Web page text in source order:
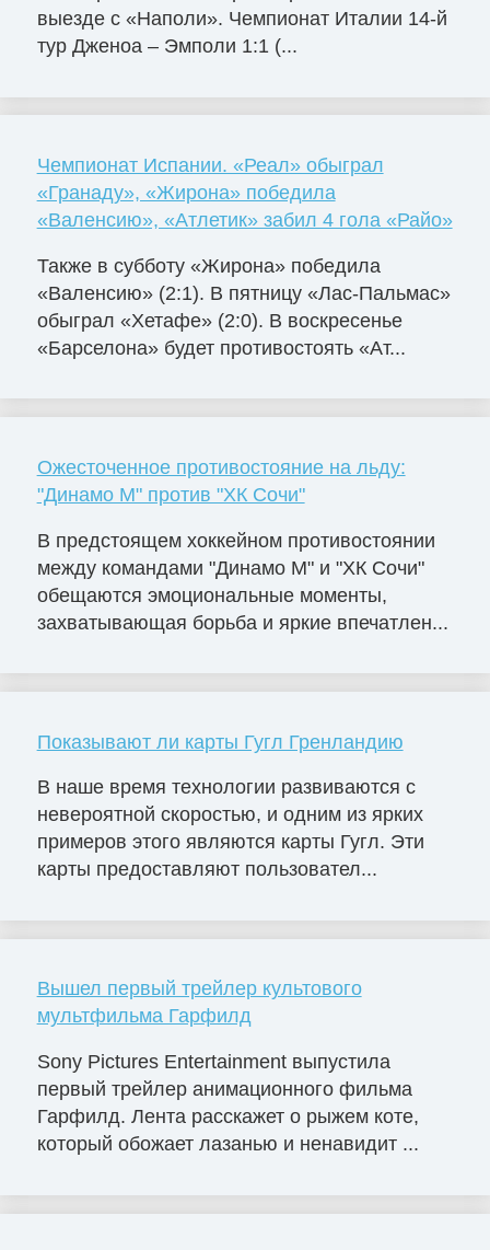
выезде с «Наполи». Чемпионат Италии 14-й
тур Дженоа – Эмполи 1:1 (...
Чемпионат Испании. «Реал» обыграл
«Гранаду», «Жирона» победила
«Валенсию», «Атлетик» забил 4 гола «Райо»
Также в субботу «Жирона» победила
«Валенсию» (2:1). В пятницу «Лас-Пальмас»
обыграл «Хетафе» (2:0). В воскресенье
«Барселона» будет противостоять «Ат...
Ожесточенное противостояние на льду:
"Динамо М" против "ХК Сочи"
В предстоящем хоккейном противостоянии
между командами "Динамо М" и "ХК Сочи"
обещаются эмоциональные моменты,
захватывающая борьба и яркие впечатлен...
Показывают ли карты Гугл Гренландию
В наше время технологии развиваются с
невероятной скоростью, и одним из ярких
примеров этого являются карты Гугл. Эти
карты предоставляют пользовател...
Вышел первый трейлер культового
мультфильма Гарфилд
Sony Pictures Entertainment выпустила
первый трейлер анимационного фильма
Гарфилд. Лента расскажет о рыжем коте,
который обожает лазанью и ненавидит ...